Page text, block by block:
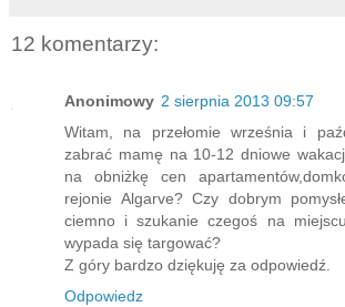
12 komentarzy:
Anonimowy 2 sierpnia 2013 09:57
Witam, na przełomie września i
zabrać mamę na 10-12 dniowe
na obniżkę cen
rejonie Algarve? Czy dobrym
ciemno i szukanie czegoś na
wypada się targować?
Z góry bardzo dziękuję za odpowiedź.
Odpowiedz